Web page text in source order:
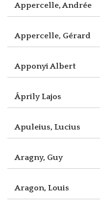
Appercelle, Andrée
Appercelle, Gérard
Apponyi Albert
Áprily Lajos
Apuleius, Lucius
Aragny, Guy
Aragon, Louis